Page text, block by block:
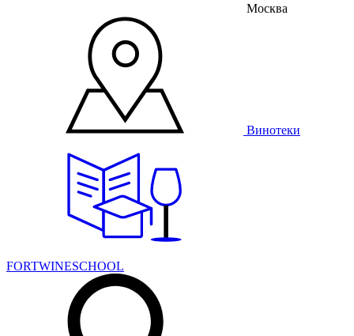
Москва
Винотеки
FORTWINESCHOOL